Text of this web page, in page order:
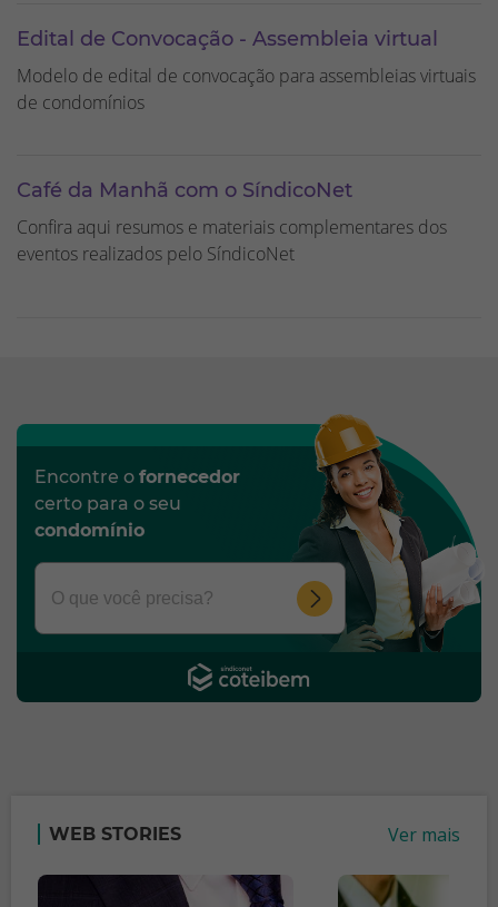
Edital de Convocação - Assembleia virtual
Modelo de edital de convocação para assembleias virtuais
de condomínios
Café da Manhã com o SíndicoNet
Confira aqui resumos e materiais complementares dos
eventos realizados pelo SíndicoNet
Encontre o fornecedor
certo para o seu
condomínio
WEB STORIES Ver mais